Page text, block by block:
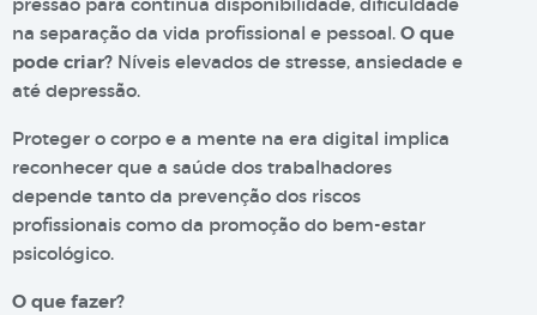
na separação da vida profissional e pessoal. O que
pode criar? Níveis elevados de stresse, ansiedade e
até depressão.
Proteger o corpo e a mente na era digital implica
reconhecer que a saúde dos trabalhadores
depende tanto da prevenção dos riscos
profissionais como da promoção do bem-estar
psicológico.
O que fazer?